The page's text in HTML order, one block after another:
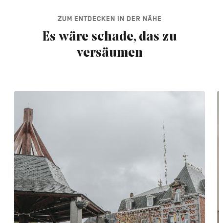
ZUM ENTDECKEN IN DER NÄHE
Es wäre schade, das zu
versäumen